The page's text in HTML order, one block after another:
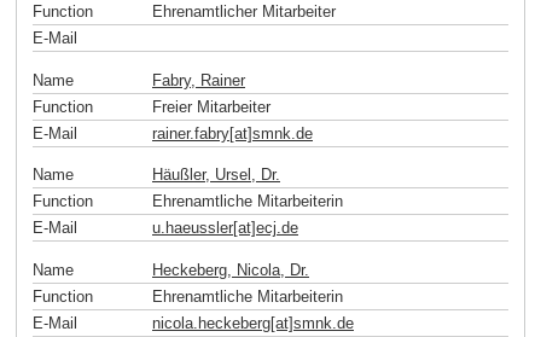
Function
Ehrenamtlicher Mitarbeiter
E-Mail
Name
Fabry, Rainer
Function
Freier Mitarbeiter
E-Mail
rainer.fabry[at]smnk de
Name
Häußler, Ursel, Dr.
Function
Ehrenamtliche Mitarbeiterin
E-Mail
u.haeussler[at]ecj.de
Name
Heckeberg, Nicola, Dr.
Function
Ehrenamtliche Mitarbeiterin
E-Mail
nicola.heckeberg[at]smnk.de